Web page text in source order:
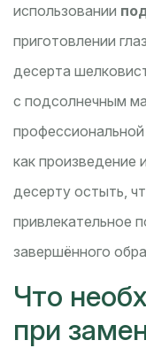
использовании
приготовлении
десерта
с подсолнечным
профессиональной
как произведение
десерту остыть,
привлекательное
завершённого
Что
при